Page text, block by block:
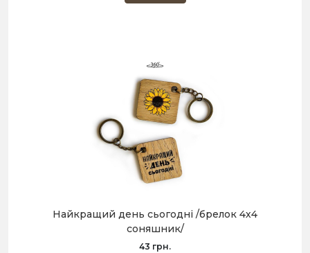
Найкращий день сьогодні /брелок 4х4
соняшник/
43 грн.